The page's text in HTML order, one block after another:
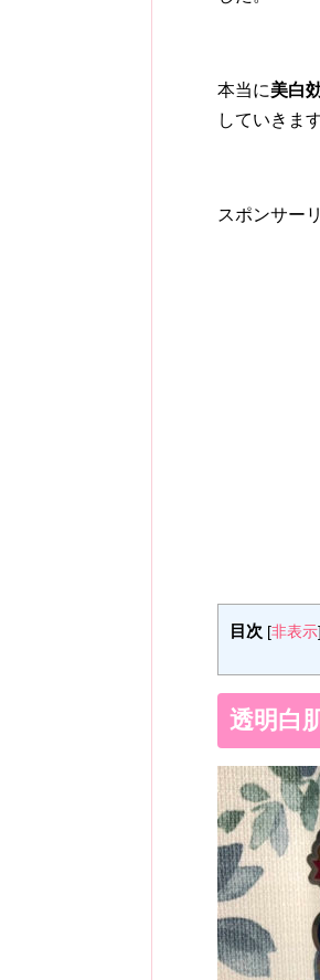
本当に美白
していきます
スポンサー
目次 [非表示]
透明白